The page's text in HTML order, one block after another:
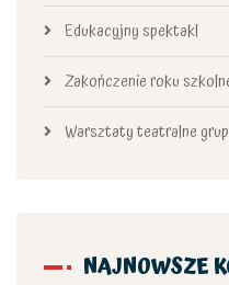
Edukacyjny spektakl
Zakończenie roku
Warsztaty teatralne
NAJNOWSZE